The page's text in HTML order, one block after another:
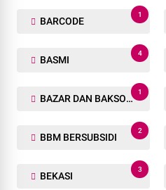
BARCODE
1
BASMI
4
BAZAR DAN BAKSOS RAMADHAN
1
BBM BERSUBSIDI
2
BEKASI
3